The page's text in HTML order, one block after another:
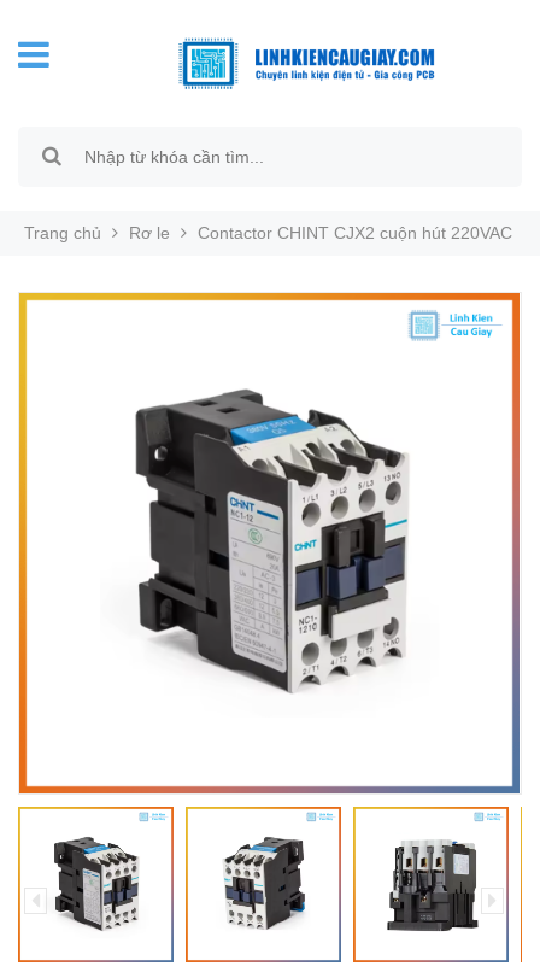
Trang chủ Rơ le Contactor CHINT CJX2 cuộn hút 220VAC